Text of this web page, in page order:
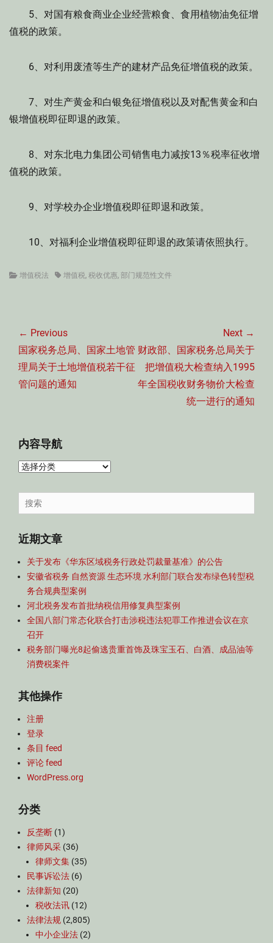
5、对国有粮食商业企业经营粮食、食用植物油免征增
值税的政策。
6、对利用废渣等生产的建材产品免征增值税的政策。
7、对生产黄金和白银免征增值税以及对配售黄金和白
银增值税即征即退的政策。
8、对东北电力集团公司销售电力减按13％税率征收增
值税的政策。
9、对学校办企业增值税即征即退和政策。
10、对福利企业增值税即征即退的政策请依照执行。
Categories
增值税法 Tags增值税, 税收优惠, 部门规范性文件
章
导
航
← Previous
Previous
post:
国家税务总局、国家土地管
理局关于土地增值税若干征
管问题的通知
Next →
Next
post:
财政部、国家税务总局关于
把增值税大检查纳入1995
年全国税收财务物价大检查
统一进行的通知
内容导航
内
导
航
Search
for:
近期文章
关于发布《华东区域税务行政处罚裁量基准》的公告
安徽省税务 自然资源 生态环境 水利部门联合发布绿色转型税
务合规典型案例
河北税务发布首批纳税信用修复典型案例
全国八部门常态化联合打击涉税违法犯罪工作推进会议在京
召开
税务部门曝光8起偷逃贵重首饰及珠宝玉石、白酒、成品油等
消费税案件
其他操作
注册
登录
条目 feed
评论 feed
WordPress.org
分类
反垄断 (1)
律师风采 (36)
律师文集 (35)
民事诉讼法 (6)
法律新知 (20)
税收法讯 (12)
法律法规 (2,805)
中小企业法 (2)